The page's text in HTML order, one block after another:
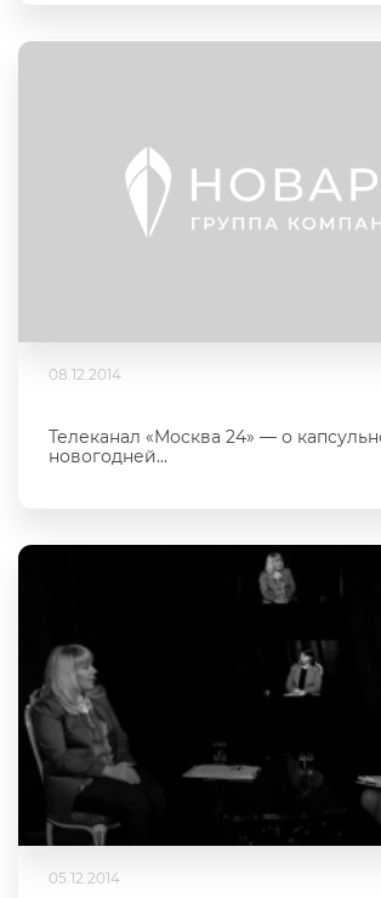
08.12.2014
Телеканал «Москва 24» — о
новогодней...
05.12.2014